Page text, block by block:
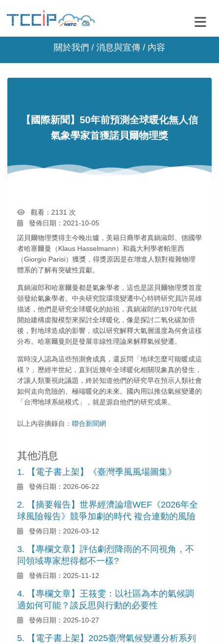
關於我們 / 消息與宣傳 / 內容
【國際新聞】50年前預測全球暖化無人信
氣象學家首獲諾貝爾物理獎
觀看：2131 次
發佈日期：2021-10-05
諾貝爾物理獎得主今晚出爐，美籍日裔學者真鍋淑郎、德國學
者哈塞爾曼（Klaus Hasselmann）和義大利學者帕里西
（Giorgio Parisi）獲獎，得獎原因是在增進人類對複雜物理
體系的了解有突破性貢獻。
真鍋淑郎和哈塞爾曼都是氣象學者，這也是諾貝爾物理獎首度
頒發給氣象學者。中央研究院環境變遷中心特聘研究員許晃雄
描述，他們是研究全球暖化的始祖，真鍋淑郎約1970年代就
開始建構虛擬模型來探討全球暖化，像是探討二氧化碳加倍
後，對地球造成的影響，或以研究解釋大氣層溫度為何會這樣
分布。哈塞爾曼則是發展非線性理論來解釋氣候變遷。
當時沒人認為這些預測會成真，還反問「地球怎麼可能暖成這
樣？」歷經半世紀，直到近幾年全球暖化相關現象真的發生，
才讓人類重視此議題，終於知道他們的研究早在預示人類社會
如何走向危險的、極端暖化的未來。國內用以推估氣候變遷的
「台灣地球系統模式」，就是源自他們的研究成果。
以上內容摘錄自： 聯合新聞網
其他消息
1. 【電子書上架】《臺灣季風風場圖集》
發佈日期：2026-06-22
2. 【摘要報告】世界經濟論壇WEF《2026年全
球風險報告》競爭加劇的時代 複合連動的風險
發佈日期：2026-03-12
3. 【專欄文章】評估劇烈降雨的不同視角，不
同領域專家想得都不一樣?
發佈日期：2025-11-12
4. 【專欄文章】王筱雯：以社區為本的氣候調
適如何可能？談反思與行動的必要性
發佈日期：2025-10-27
5. 【電子書上架】2025臺灣氣候變遷分析系列